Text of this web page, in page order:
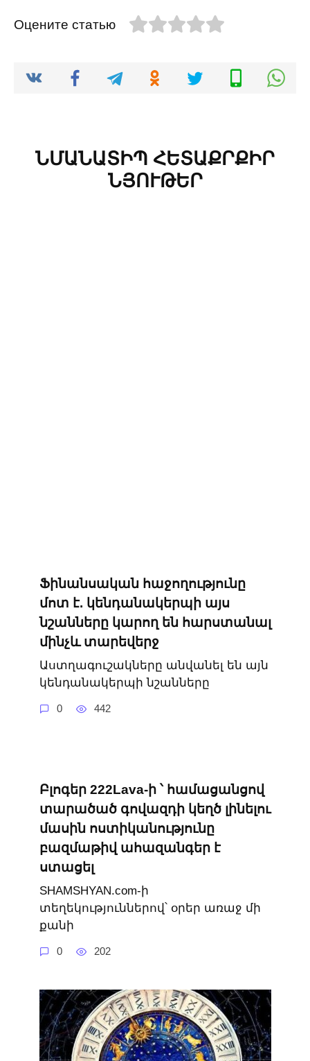
Оцените статью
ՆՄԱՆԱՏԻՊ ՀԵՏԱՔՐՔԻՐ
ՆՅՈՒԹԵՐ
Ֆինանսական հաջողությունը
մոտ է. կենդանակերպի այս
նշանները կարող են հարստանալ
մինչև տարեվերջ
Աստղագուշակները անվանել են այն
կենդանակերպի նշանները
0 442
Բլոգեր 222Lava-ի ՝ համացանցով
տարածած գովազդի կեղծ լինելու
մասին ոստիկանությունը
բազմաթիվ ահազանգեր է
ստացել
SHAMSHYAN.com-ի
տեղեկություններով՝ օրեր առաջ մի
քանի
0 202